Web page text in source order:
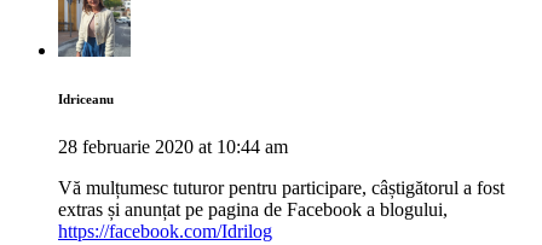
Idriceanu
28 februarie 2020 at 10:44 am
Vă mulțumesc tuturor pentru participare, câștigătorul a fost
extras și anunțat pe pagina de Facebook a blogului,
https://facebook.com/Idrilog